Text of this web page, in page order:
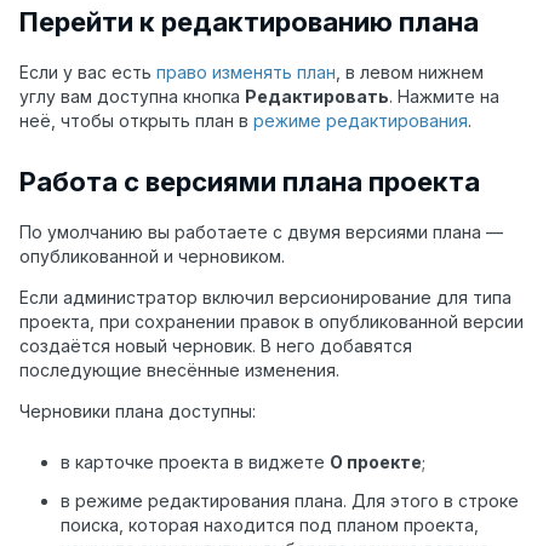
Перейти к редактированию плана
Если у вас есть право изменять план , в левом нижнем
углу вам доступна кнопка Редактировать. Нажмите на
неё, чтобы открыть план в режиме редактирования.
Работа с версиями плана проекта
По умолчанию вы работаете с двумя версиями плана —
опубликованной и черновиком.
Если администратор включил версионирование для типа
проекта, при сохранении правок в опубликованной версии
создаётся новый черновик. В него добавятся
последующие внесённые изменения.
Черновики плана доступны:
в карточке проекта в виджете О проекте;
в режиме редактирования плана. Для этого в строке
поиска, которая находится под планом проекта,